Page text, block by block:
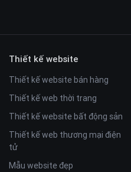
Thiết kế website
Thiết kế website bán hàng
Thiết kế web thời trang
Thiết kế website bất động sản
Thiết kế web thương mại điện
tử
Mẫu website đẹp